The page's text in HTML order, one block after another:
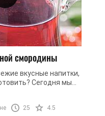
смородины
вкусные напитки,
Сегодня мы
полезный и
А ...
25 4.5